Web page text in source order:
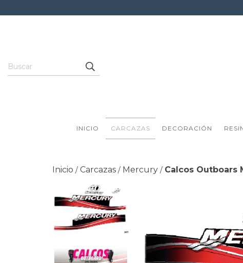
INICIO CARCAZAS DECORACIÓN
Inicio / Carcazas / Mercury / Calcos Outboars